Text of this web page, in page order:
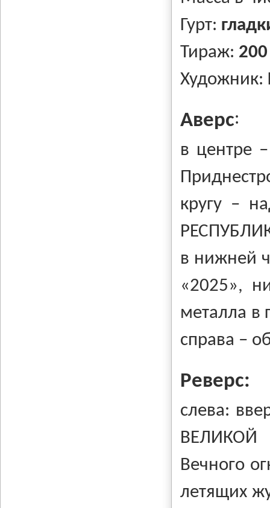
Гурт:
Тираж:
Художник:
Аверс:
в центре
кругу –
в нижней
«2025»,
металла в
справа –
Реверс:
слева:
Вечного
летящих